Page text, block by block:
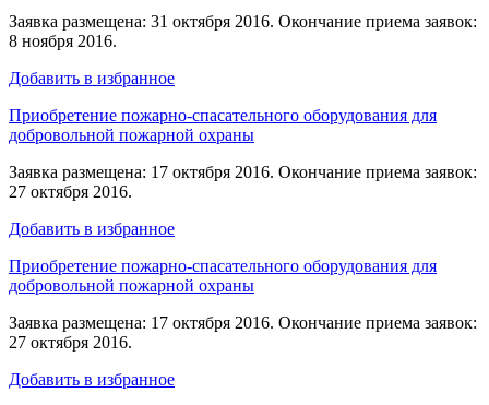
Заявка размещена: 31 октября 2016. Окончание приема заявок:
8 ноября 2016.
Добавить в избранное
Приобретение пожарно-спасательного оборудования для
добровольной пожарной охраны
Заявка размещена: 17 октября 2016. Окончание приема заявок:
27 октября 2016.
Добавить в избранное
Приобретение пожарно-спасательного оборудования для
добровольной пожарной охраны
Заявка размещена: 17 октября 2016. Окончание приема заявок:
27 октября 2016.
Добавить в избранное